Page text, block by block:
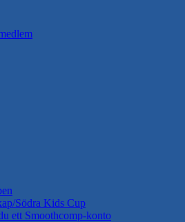
Södra Kids Cup
ett Smoothcomp-konto